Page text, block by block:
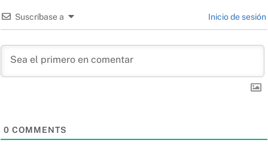
Suscríbase a Inicio de sesión
0 COMMENTS